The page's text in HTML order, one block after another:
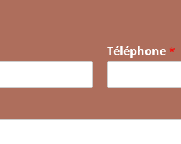
Téléphone *